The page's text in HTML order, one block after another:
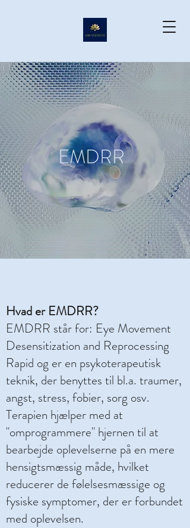
EMDRR
Hvad er EMDRR?
EMDRR står for: Eye Movement
Desensitization and Reprocessing
Rapid og er en psykoterapeutisk
teknik, der benyttes til bl.a. traumer,
angst, stress, fobier, sorg osv.
Terapien hjælper med at
"omprogrammere" hjernen til at
bearbejde oplevelserne på en mere
hensigtsmæssig måde, hvilket
reducerer de følelsesmæssige og
fysiske symptomer, der er forbundet
med oplevelsen.